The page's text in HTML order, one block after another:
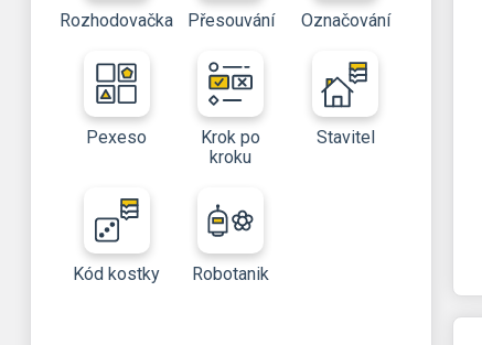
Rozhodovačka Přesouvání Označování
Pexeso
Krok po
kroku
Stavitel
Kód kostky Robotanik